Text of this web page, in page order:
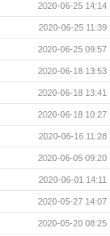
2020-06-25 14:14
2020-06-25 11:39
2020-06-25 09:57
2020-06-18 13:53
2020-06-18 13:41
2020-06-18 10:27
2020-06-16 11:28
2020-06-05 09:20
2020-06-01 14:11
2020-05-27 14:07
2020-05-20 08:25